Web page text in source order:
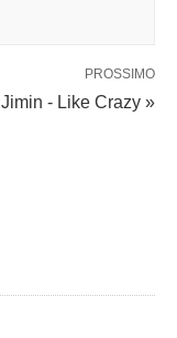
PROSSIMO
Jimin - Like Crazy »